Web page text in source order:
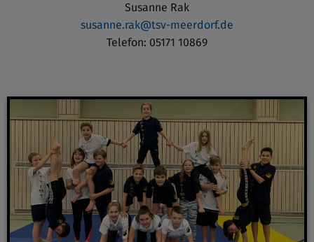
Susanne Rak
susanne.rak@tsv-meerdorf.de
Telefon: 05171 10869